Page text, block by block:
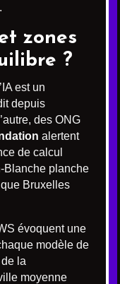
zones
?
est un
depuis
des ONG
alertent
de calcul
Blanche planche
Bruxelles
évoquent une
modèle de
la
moyenne